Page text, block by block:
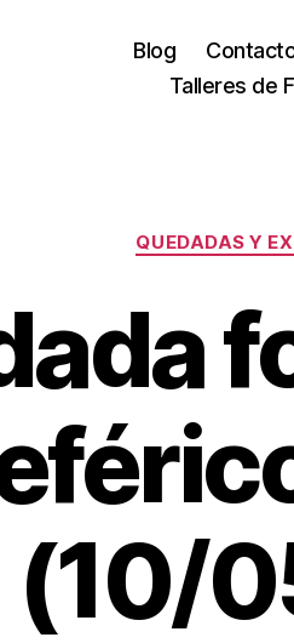
Blog
Talleres de
QUEDADAS Y
(10/